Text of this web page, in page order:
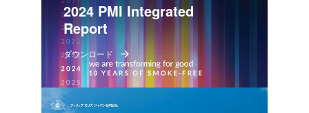
2024 PMI Integrated
Report
ダウンロード